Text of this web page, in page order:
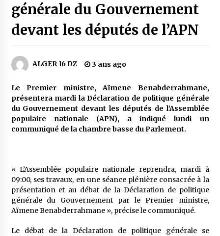
pharmacies désormais possible pour les
ayants droit
La Gendarmerie nationale lance ses comptes
1 semaine ago
Droit de change : Le CPA lance une carte VISA
dédiée aux voyages à l’étranger
2 semaines ago
à l’importation
2 semaines ago
Affaires religieuses : Ouverture des
candidatures au concours du Prix national du
2 semaines ago
générale du Gouvernement
devant les députés de l’APN
ALGER 16 DZ 3 ans ago
Le Premier ministre, Aïmene Benabderrahmane,
présentera mardi la Déclaration de politique générale
du Gouvernement devant les députés de l’Assemblée
populaire nationale (APN), a indiqué lundi un
communiqué de la chambre basse du Parlement.
« L’Assemblée populaire nationale reprendra, mardi à
09:00, ses travaux, en une séance plénière consacrée à la
présentation et au débat de la Déclaration de politique
générale du Gouvernement par le Premier ministre,
Aïmene Benabderrahmane », précise le communiqué.
Le débat de la Déclaration de politique générale se